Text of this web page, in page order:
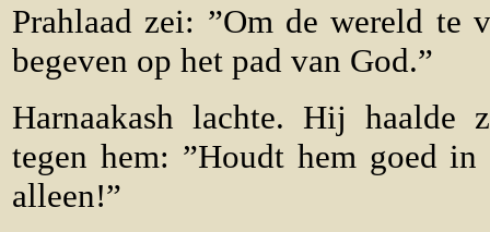
Prahlaad zei: ”Om de wereld te
begeven op het pad van God.”
Harnaakash lachte. Hij haalde
tegen hem: ”Houdt hem goed
alleen!”